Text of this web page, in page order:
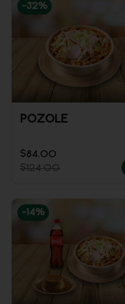
-32%
POZOLE
$84.00
$124.00
-14%